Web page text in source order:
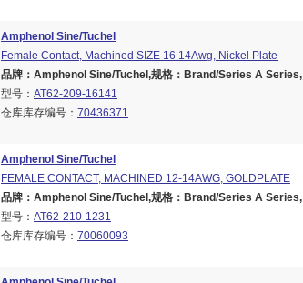
Amphenol Sine/Tuchel
Female Contact, Machined SIZE 16 14Awg, Nickel Plate
品牌：Amphenol Sine/Tuchel,规格：Brand/Series A Series,
型号： AT62-209-16141
仓库库存编号： 70436371
Amphenol Sine/Tuchel
FEMALE CONTACT, MACHINED 12-14AWG, GOLDPLATE
品牌：Amphenol Sine/Tuchel,规格：Brand/Series A Series,
型号： AT62-210-1231
仓库库存编号： 70060093